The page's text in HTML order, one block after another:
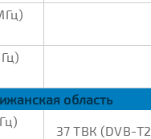
область
37 ТВК (DVB-